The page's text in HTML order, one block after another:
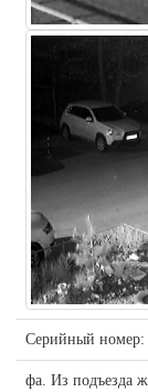
Серийный номер:
фа. Из подъезда